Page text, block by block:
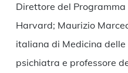
Direttore del Programma
Harvard; Maurizio
italiana di Medicina delle
psichiatra e professore